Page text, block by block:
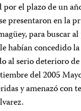
el plazo de un
presentaron en la
para buscar
habían concedido
al serio deterioro
del 2005
y amenazó con